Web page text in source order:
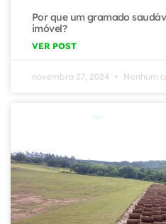
Por que um gramado
imóvel?
VER POST
novembro 27, 2024 Nenhum